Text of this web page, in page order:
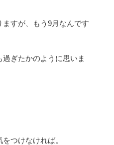
すが、もう9月なんです
ぎたかのように思いま
つけなければ。